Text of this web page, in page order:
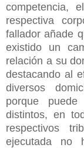
competencia,
respectiva
fallador añade
existido un
relación a su
destacando al
diversos
porque
distintos, en
respectivos
ejecutada no